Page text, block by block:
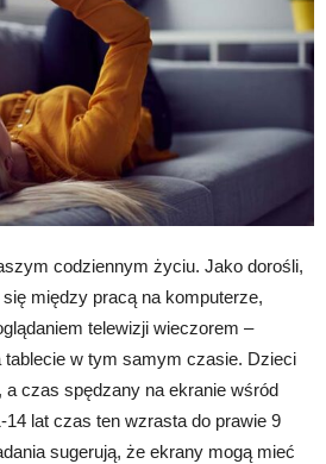
codziennym życiu. Jako dorośli,
między pracą na komputerze,
telewizji wieczorem –
w tym samym czasie. Dzieci
a czas spędzany na ekranie wśród
lat czas ten wzrasta do prawie 9
sugerują, że ekrany mogą mieć